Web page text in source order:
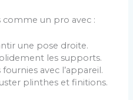
comme un pro avec :
une pose droite.
les supports.
avec l’appareil.
plinthes et finitions.